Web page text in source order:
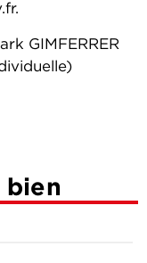
GIMFERRER
bien